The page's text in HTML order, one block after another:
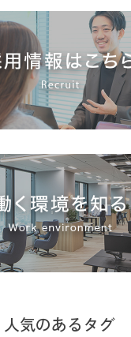
人気のあるタグ